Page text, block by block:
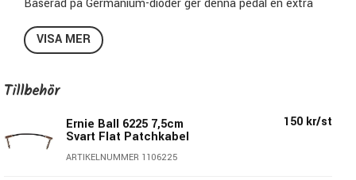
Baserad på Germanium-dioder ger denna pedal en extra
boost över hela registret där mellanregistret kommer i
första hand utan att det blir nasalt eller skarpt. Horsemeat
enkel ren boost, klassisk overdrive eller om man helt enkelt
bara vill ge förförstärkaren en liten extra knuff.
Essensen är: “Horsemeat låter i stort som en bra
förstärkare.” – Paul Reed Smith
VISA MER
Tillbehör
Ernie Ball 6225 7,5cm
Svart Flat Patchkabel
ARTIKELNUMMER 1106225
150 kr/st